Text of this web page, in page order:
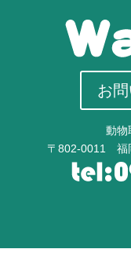
お
動物
〒802-0011 福